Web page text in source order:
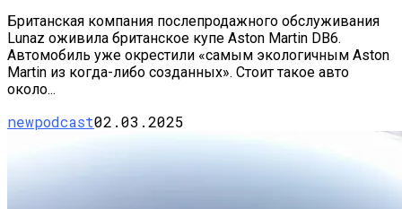
Британская компания послепродажного обслуживания
Lunaz оживила британское купе Aston Martin DB6.
Автомобиль уже окрестили «самым экологичным Aston
Martin из когда-либо созданных». Стоит такое авто
около...
newpodcast02.03.2025